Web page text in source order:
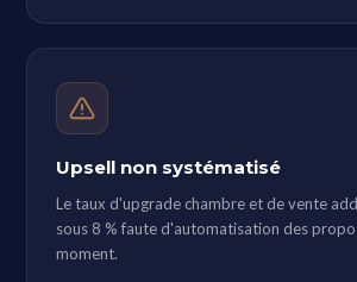
Upsell non systématisé
Le taux d'upgrade chambre et de vente
sous 8 % faute d'automatisation des
moment.